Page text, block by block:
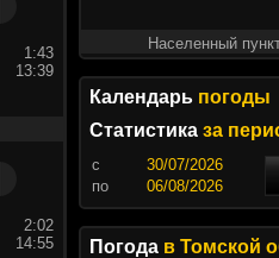
1:43
13:39
2:02
14:55
Населенный
Календарь погоды
Статистика за
c
по
Погода в Томской